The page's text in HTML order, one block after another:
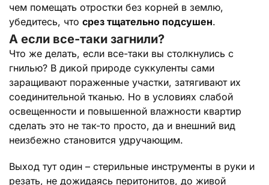
чем помещать отростки без корней в землю,
убедитесь, что срез тщательно подсушен.
А если все-таки загнили?
Что же делать, если все-таки вы столкнулись с
гнилью? В дикой природе суккуленты сами
заращивают пораженные участки, затягивают их
соединительной тканью. Но в условиях слабой
освещенности и повышенной влажности квартир
сделать это не так-то просто, да и внешний вид
неизбежно становится удручающим.
Выход тут один – стерильные инструменты в руки и
резать, не дожидаясь перитонитов, до живой